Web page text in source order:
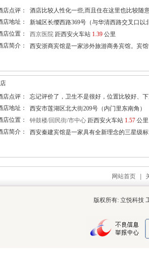
店点评：
酒店比较人性化一些,而且住在这里也比较随
店地址：
新城区长缨西路369号（与华清西路交叉口以
店位置：
西京医院 距西安火车站 1.39 公里
店简介：
西安浙商宾馆是一家涉外旅游商务宾馆。宾
店点评：
忘记评价了，卫生不是很好，位置比较好、
店地址：
西安市莲湖区北大街209号（内门里东南角）
店位置：
钟鼓楼/回民街/市中心 距西安火车站 1.57 公里
店简介：
西安秦建宾馆是一家具有全新理念的三星级
网站首页
版权所有: 立悦科技